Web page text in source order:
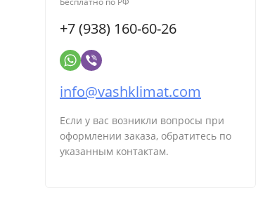
+7 (938) 160-60-26
info@vashklimat.com
Если у вас возникли вопросы при
оформлении заказа, обратитесь по
указанным контактам.